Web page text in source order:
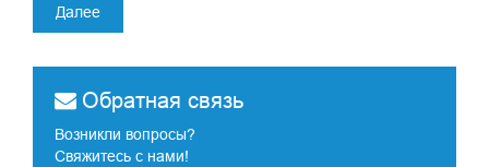
Далее
Обратная связь
Возникли вопросы?
Свяжитесь с нами!